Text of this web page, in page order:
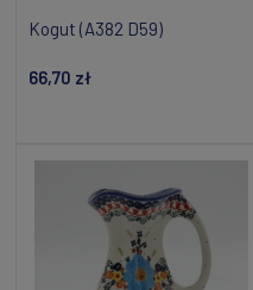
Kogut (A382 D59)
66,70 zł